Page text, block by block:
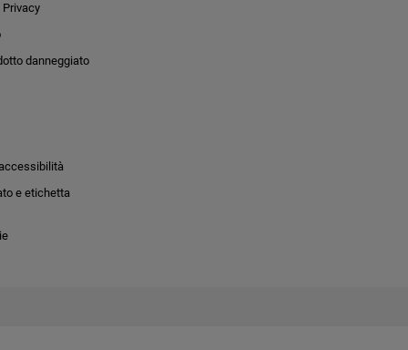
danneggiato
e etichetta